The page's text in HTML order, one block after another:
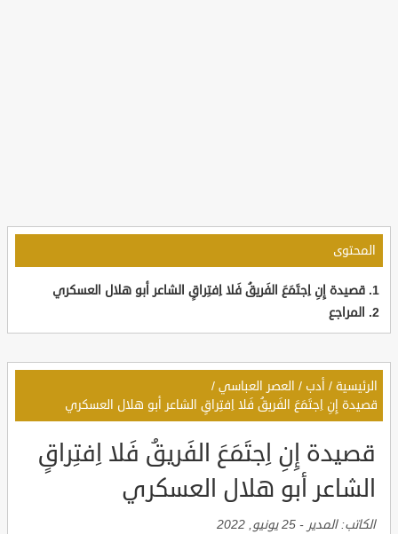
المحتوى
قصيدة إِنِ اِجتَمَعَ الفَريقُ فَلا اِفتِراقٍ الشاعر أبو هلال العسكري
المراجع
الرئيسية / أدب / العصر العباسي /
قصيدة إِنِ اِجتَمَعَ الفَريقُ فَلا اِفتِراقٍ الشاعر أبو هلال العسكري
قصيدة إِنِ اِجتَمَعَ الفَريقُ فَلا اِفتِراقٍ
الشاعر أبو هلال العسكري
الكاتب:المدير - 25 يونيو, 2022